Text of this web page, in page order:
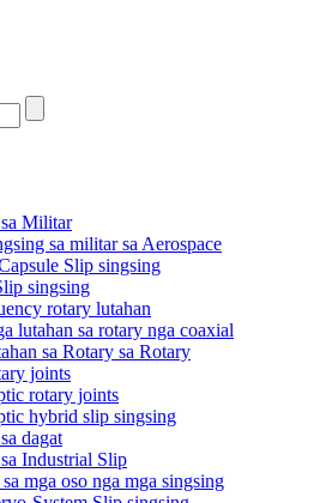
Militar
sa militar sa Aerospace
Slip singsing
singsing
rotary lutahan
lutahan sa rotary nga coaxial
sa Rotary sa Rotary
joints
rotary joints
hybrid slip singsing
dagat
Industrial Slip
mga oso nga mga singsing